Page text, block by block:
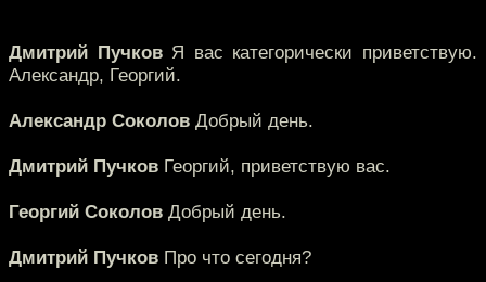
Дмитрий ПучковЯ вас категорически приветствую.
Александр, Георгий.
Александр Соколов Добрый день.
Дмитрий Пучков Георгий, приветствую вас.
Георгий Соколов Добрый день.
Дмитрий Пучков Про что сегодня?